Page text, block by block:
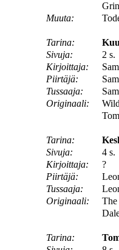
Muuta:
Tarina:
Sivuja:
2 s.
Kirjoittaja:
Piirtäjä:
Tussaaja:
Originaali:
Tarina:
Sivuja:
4 s.
Kirjoittaja:
?
Piirtäjä:
Tussaaja:
Originaali:
Tarina: